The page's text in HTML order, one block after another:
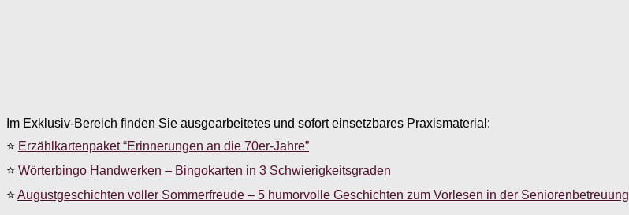
Im Exklusiv-Bereich finden Sie ausgearbeitetes und sofort einsetzbares Praxismaterial:
⭐ Erzählkartenpaket “Erinnerungen an die 70er-Jahre”
⭐ Wörterbingo Handwerken – Bingokarten in 3 Schwierigkeitsgraden
⭐ Augustgeschichten voller Sommerfreude – 5 humorvolle Geschichten zum Vorlesen in der Seniorenbetreuung